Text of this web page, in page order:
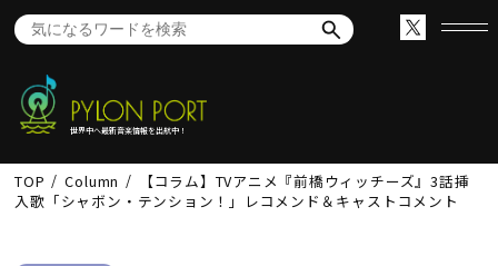
世界中へ最新音楽情報を出航中！
TOP Column
【コラム】TVアニメ『前橋ウィッチーズ』3話挿
入歌「シャボン・テンション！」レコメンド＆キャストコメント